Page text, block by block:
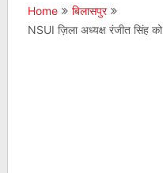
Home
बिलासपुर
NSUI ज़िला अध्यक्ष रंजीत सिंह को